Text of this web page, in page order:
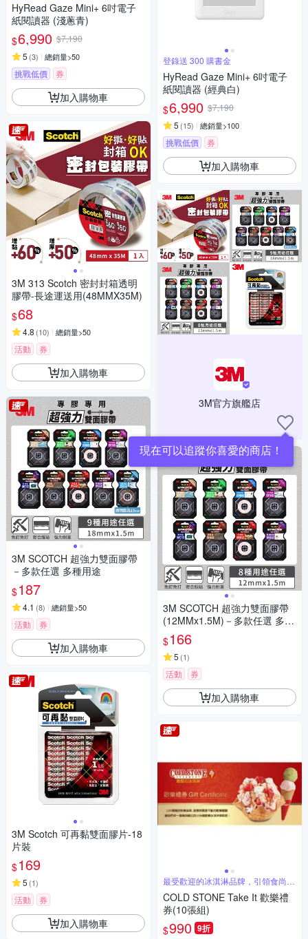
HyRead Gaze Mini+ 6吋電子
紙閱讀器 (淺蔥青)
$6,990 $7,190
5 (3) 總銷量>50
挑戰低價 券
加入購物車
3M 313 Scotch 密封封箱透明
膠帶-長途運送用(48MMX35M)
$68
4.8 (10) 總銷量>50
活動 券
加入購物車
3M SCOTCH 超強力雙面膠帶
－多款任選 多種用途
$187
4.1 (8) 總銷量>50
活動 券
加入購物車
3M Scotch 可再黏雙面膠片-18
片裝
$169
5 (1)
活動 券
加入購物車
登錄送 300 購書金
HyRead Gaze Mini+ 6吋電子
紙閱讀器 (經典白)
$6,990 $7,190
5 (15) 總銷量>100
挑戰低價 券
加入購物車
3M官方旗艦店
現在可以追蹤你喜愛的商店！
3M SCOTCH 超強力雙面膠帶
(12MMx1.5M)－多款任選 多種
用途
$166
5 (1)
活動 券
加入購物車
最受歡迎的冰淇淋品牌，引領食尚潮
流
COLD STONE Take It 歡樂禮
券(10張組)
$990 9折